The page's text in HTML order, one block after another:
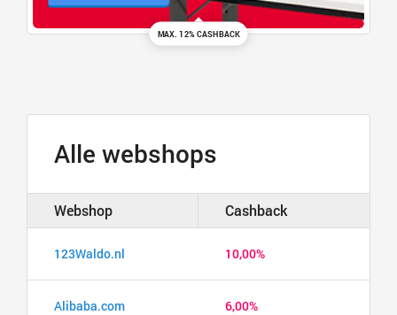
MAX. 12% CASHBACK
Alle webshops
Webshop Cashback
123Waldo.nl 10,00%
Alibaba.com 6,00%